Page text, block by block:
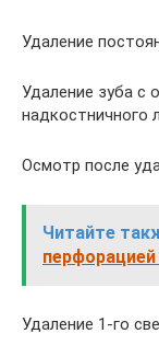
Удаление
Удаление зуба с
надкостничного
Осмотр после
Читайте
Удаление 1-го